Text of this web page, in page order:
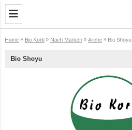
Home » Bio Korb » Nach Marken » Arche » Bio Shoyu
Bio Shoyu